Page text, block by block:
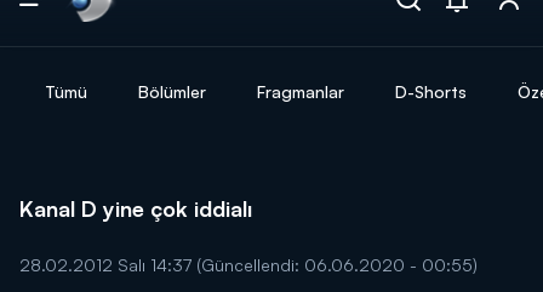
Tümü Bölümler Fragmanlar D-Shorts
Kanal D yine çok iddialı
28.02.2012 Salı 14:37 (Güncellendi: 06.06.2020 - 00:55)